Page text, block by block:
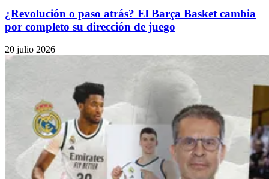
¿Revolución o paso atrás? El Barça Basket cambia
por completo su dirección de juego
20 julio 2026